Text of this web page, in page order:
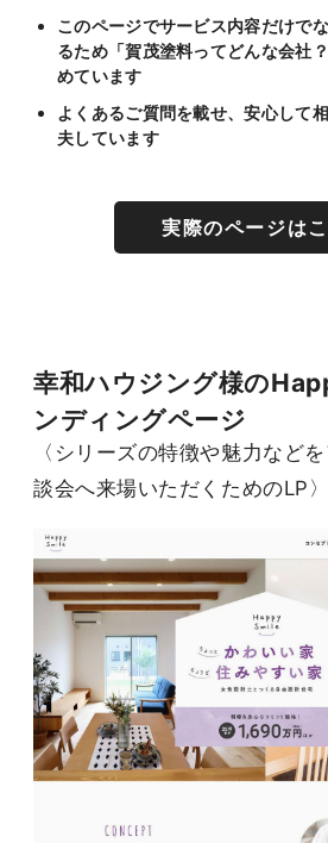
このページでサービス内容だけで
るため「賀茂塗料ってどんな会社
めています
よくあるご質問を載せ、安心して
夫しています
実際のページは
幸和ハウジング様の
ンディングページ
〈シリーズの特徴や魅力など
談会へ来場いただくためのLP〉